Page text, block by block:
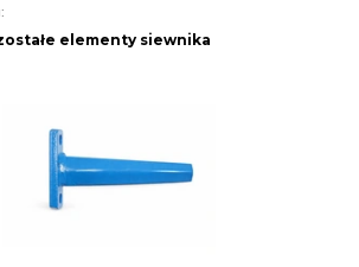
elementy siewnika